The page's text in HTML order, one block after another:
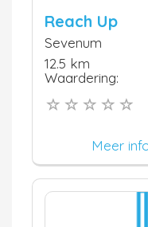
Reach Up
Sevenum
12.5 km
Waardering:
Meer